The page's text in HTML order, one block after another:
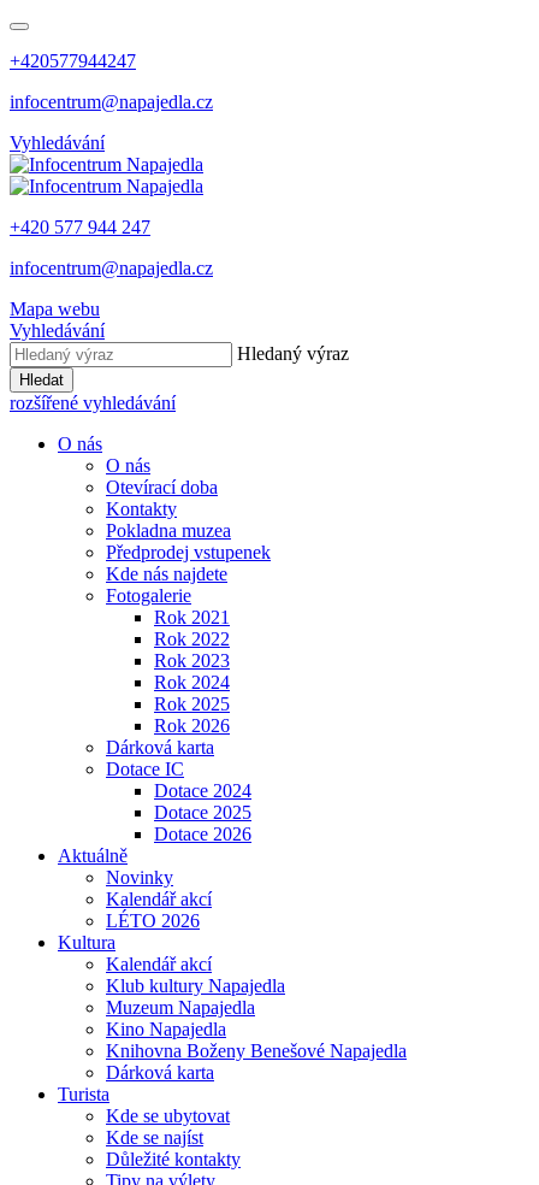
+420577944247
infocentrum@napajedla.cz
Vyhledávání
+420 577 944 247
infocentrum@napajedla.cz
Mapa webu
Vyhledávání
Hledaný výraz
Hledat
rozšířené vyhledávání
O nás
O nás
Otevírací doba
Kontakty
Pokladna muzea
Předprodej vstupenek
Kde nás najdete
Fotogalerie
Rok 2021
Rok 2022
Rok 2023
Rok 2024
Rok 2025
Rok 2026
Dárková karta
Dotace IC
Dotace 2024
Dotace 2025
Dotace 2026
Aktuálně
Novinky
Kalendář akcí
LÉTO 2026
Kultura
Kalendář akcí
Klub kultury Napajedla
Muzeum Napajedla
Kino Napajedla
Knihovna Boženy Benešové Napajedla
Dárková karta
Turista
Kde se ubytovat
Kde se najíst
Důležité kontakty
Tipy na výlety